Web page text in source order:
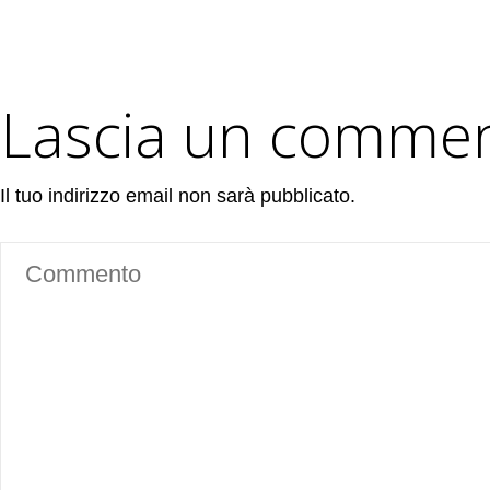
Lascia un
Il tuo indirizzo email non sarà pubblicato.